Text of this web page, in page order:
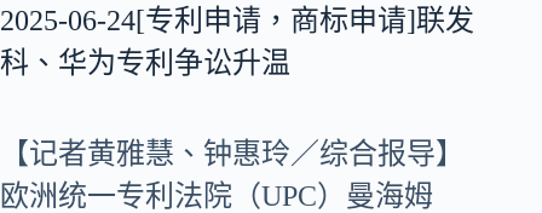
2025-06-24[专利申请，商标申请]联发
科、华为专利争讼升温
【记者黄雅慧、钟惠玲／综合报导】
欧洲统一专利法院（UPC）曼海姆